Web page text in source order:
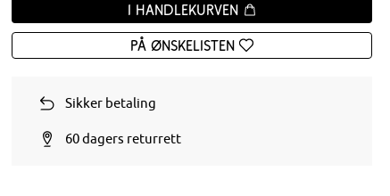
I handlekurven
På ønskelisten
Sikker betaling
60 dagers returrett